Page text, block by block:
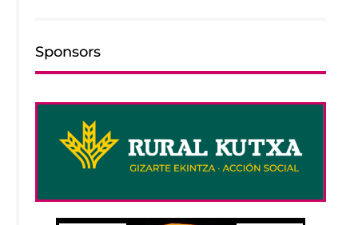
Sponsors